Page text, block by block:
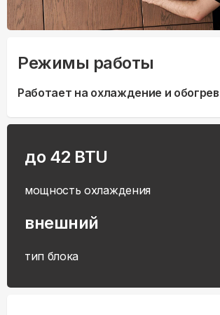
Режимы работы
Работает на охлаждение и
до 42 BTU
мощность охлаждения
внешний
тип блока